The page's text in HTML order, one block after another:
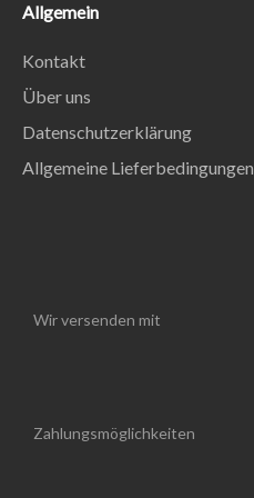
Allgemein
Kontakt
Über uns
Datenschutzerklärung
Allgemeine Lieferbedingungen
Wir versenden mit
Zahlungsmöglichkeiten